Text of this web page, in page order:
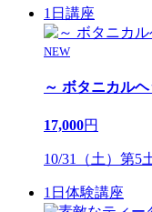
1日講座
NEW
～ ボタニカル
17,000円
10/31（土）第5
1日体験講座